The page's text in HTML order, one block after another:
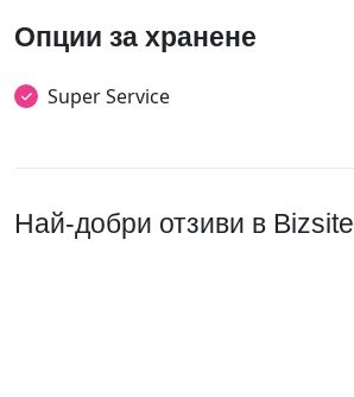
Опции за хранене
Super Service
Най-добри отзиви в Bizsite